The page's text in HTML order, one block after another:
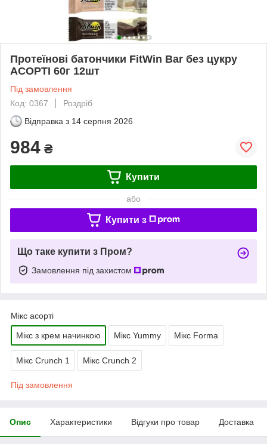
Протеїнові батончики FitWin Bar без цукру
АСОРТІ 60г 12шт
Під замовлення
Код: 0367
Роздріб
Відправка з 14 серпня 2026
984 ₴
Купити
або
Купити з
Що таке купити з Пром?
Замовлення під захистом
Мікс асорті
Мікс з крем начинкою Мікс Yummy Мікс Forma
Мікс Crunch 1 Мікс Crunch 2
Під замовлення
Опис Характеристики Відгуки про товар Доставка